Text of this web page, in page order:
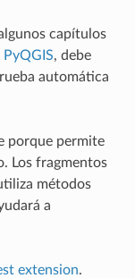
capítulos
, debe
automática
porque permite
Los fragmentos
métodos
a
extension.